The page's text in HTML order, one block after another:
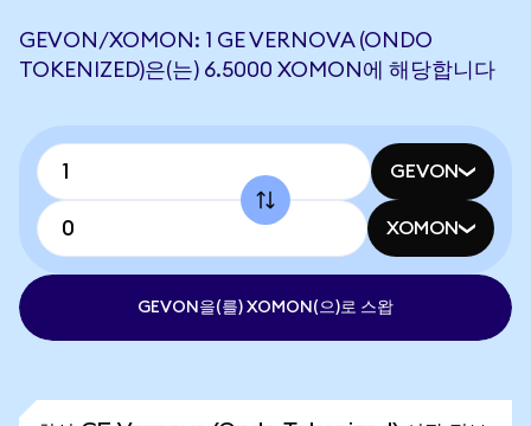
GEVON/XOMON: 1 GE VERNOVA (ONDO
TOKENIZED)은(는) 6.5000 XOMON에 해당합니다
GEVON
XOMON
GEVON을(를) XOMON(으)로 스왑